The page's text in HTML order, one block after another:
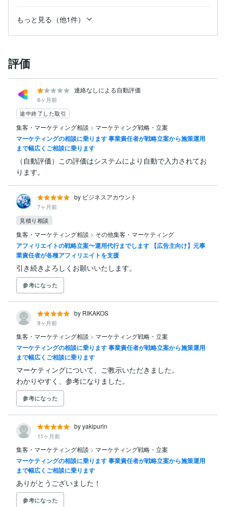
もっと見る（他1件）
評価
連絡なしによる自動評価
6ヶ月前
途中終了した取引
集客・マーケティング相談 > マーケティング戦略・立案
マーケティングの相談に乗ります 事業責任者が戦略立案から施策運用
まで幅広くご相談に乗ります
（自動評価）この評価はシステムにより自動で入力されてお
ります。
by ビジネスアカウント
7ヶ月前
見積り相談
集客・マーケティング相談 > その他集客・マーケティング
アフィリエイトの戦略立案〜運用代行までします 【広告主向け】元事
業責任者が各種アフィリエイトを支援
引き続きよろしくお願いいたします。
参考になった
by RIKAKOS
9ヶ月前
集客・マーケティング相談 > マーケティング戦略・立案
マーケティングの相談に乗ります 事業責任者が戦略立案から施策運用
まで幅広くご相談に乗ります
マーケティングについて、ご教示いただきました。
わかりやすく、参考になりました。
参考になった
by yakipurin
11ヶ月前
集客・マーケティング相談 > マーケティング戦略・立案
マーケティングの相談に乗ります 事業責任者が戦略立案から施策運用
まで幅広くご相談に乗ります
ありがとうございました！
参考になった